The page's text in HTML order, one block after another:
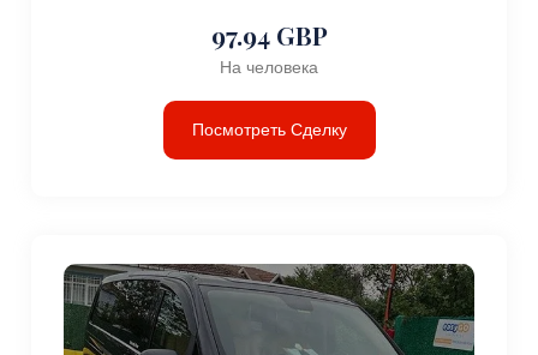
97.94 GBP
На человека
Посмотреть Сделку